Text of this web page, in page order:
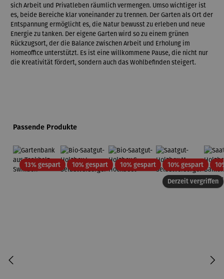
sich Arbeit und Privatleben räumlich vermengen. Umso wichtiger ist
es, beide Bereiche klar voneinander zu trennen. Der Garten als Ort der
Entspannung ermöglicht es, die Natur bewusst zu erleben und neue
Energie zu tanken. Der eigene Garten wird so zu einem grünen
Rückzugsort, der die Balance zwischen Arbeit und Erholung im
Homeoffice unterstützt. Es ist eine willkommene Pause, die nicht nur
die Kreativität fördert, sondern auch das Wohlbefinden steigert.
Produktgalerie überspringen
Passende Produkte
13% gespartRabatt10% gespartRabatt10% gespartRabatt
Derzeit vergriffen
10% gespartRabatt